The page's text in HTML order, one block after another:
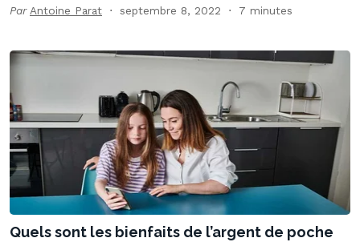
Par Antoine Parat septembre 8, 2022 7 minutes
Quels sont les bienfaits de l’argent de poche